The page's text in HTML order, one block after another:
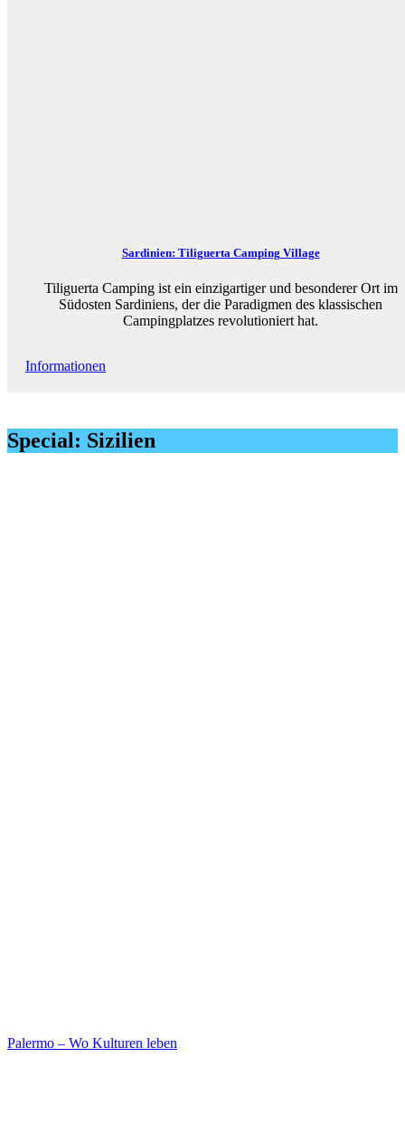
Sardinien: Tiliguerta Camping Village
Tiliguerta Camping ist ein einzigartiger und besonderer Ort im
Südosten Sardiniens, der die Paradigmen des klassischen
Campingplatzes revolutioniert hat.
Informationen
Special: Sizilien
Palermo – Wo Kulturen leben